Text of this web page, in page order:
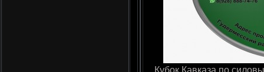
Кубок Кавказа по